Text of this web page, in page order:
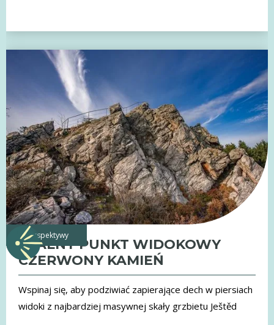
perspektywy
SKALNY PUNKT WIDOKOWY
CZERWONY KAMIEŃ
Wspinaj się, aby podziwiać zapierające dech w piersiach
widoki z najbardziej masywnej skały grzbietu Ještěd